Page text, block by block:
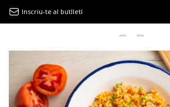
9MAGAZÍN
EL CLÀSSIC | ALBERT PLA
Inscriu-te al butlletí